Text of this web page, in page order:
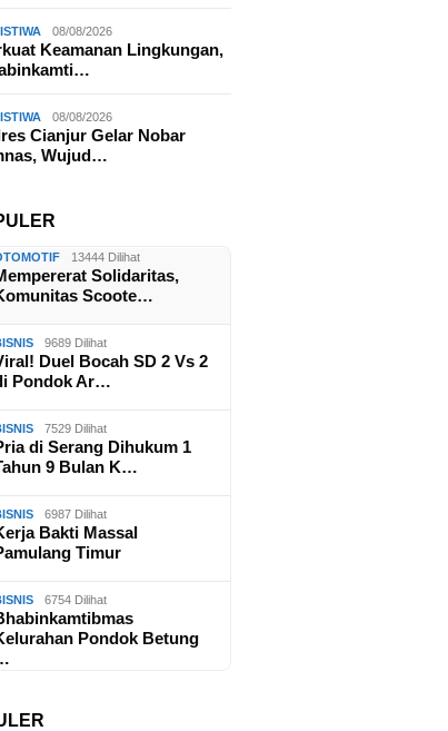
08/08/2026
Keamanan Lingkungan,
08/08/2026
Cianjur Gelar Nobar
Wujud…
13444 Dilihat
Solidaritas,
Scoote…
9689 Dilihat
Duel Bocah SD 2 Vs 2
Pondok Ar…
7529 Dilihat
di Serang Dihukum 1
9 Bulan K…
6987 Dilihat
Bakti Massal
Timur
6754 Dilihat
Pondok Betung